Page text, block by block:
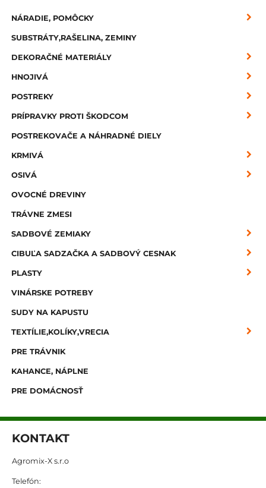
NÁRADIE, POMÔCKY
SUBSTRÁTY,RAŠELINA, ZEMINY
DEKORAČNÉ MATERIÁLY
HNOJIVÁ
POSTREKY
PRÍPRAVKY PROTI ŠKODCOM
POSTREKOVAČE A NÁHRADNÉ DIELY
KRMIVÁ
OSIVÁ
OVOCNÉ DREVINY
TRÁVNE ZMESI
SADBOVÉ ZEMIAKY
CIBUĽA SADZAČKA A SADBOVÝ CESNAK
PLASTY
VINÁRSKE POTREBY
SUDY NA KAPUSTU
TEXTÍLIE,KOLÍKY,VRECIA
PRE TRÁVNIK
KAHANCE, NÁPLNE
PRE DOMÁCNOSŤ
KONTAKT
Agromix-X s.r.o
Telefón: